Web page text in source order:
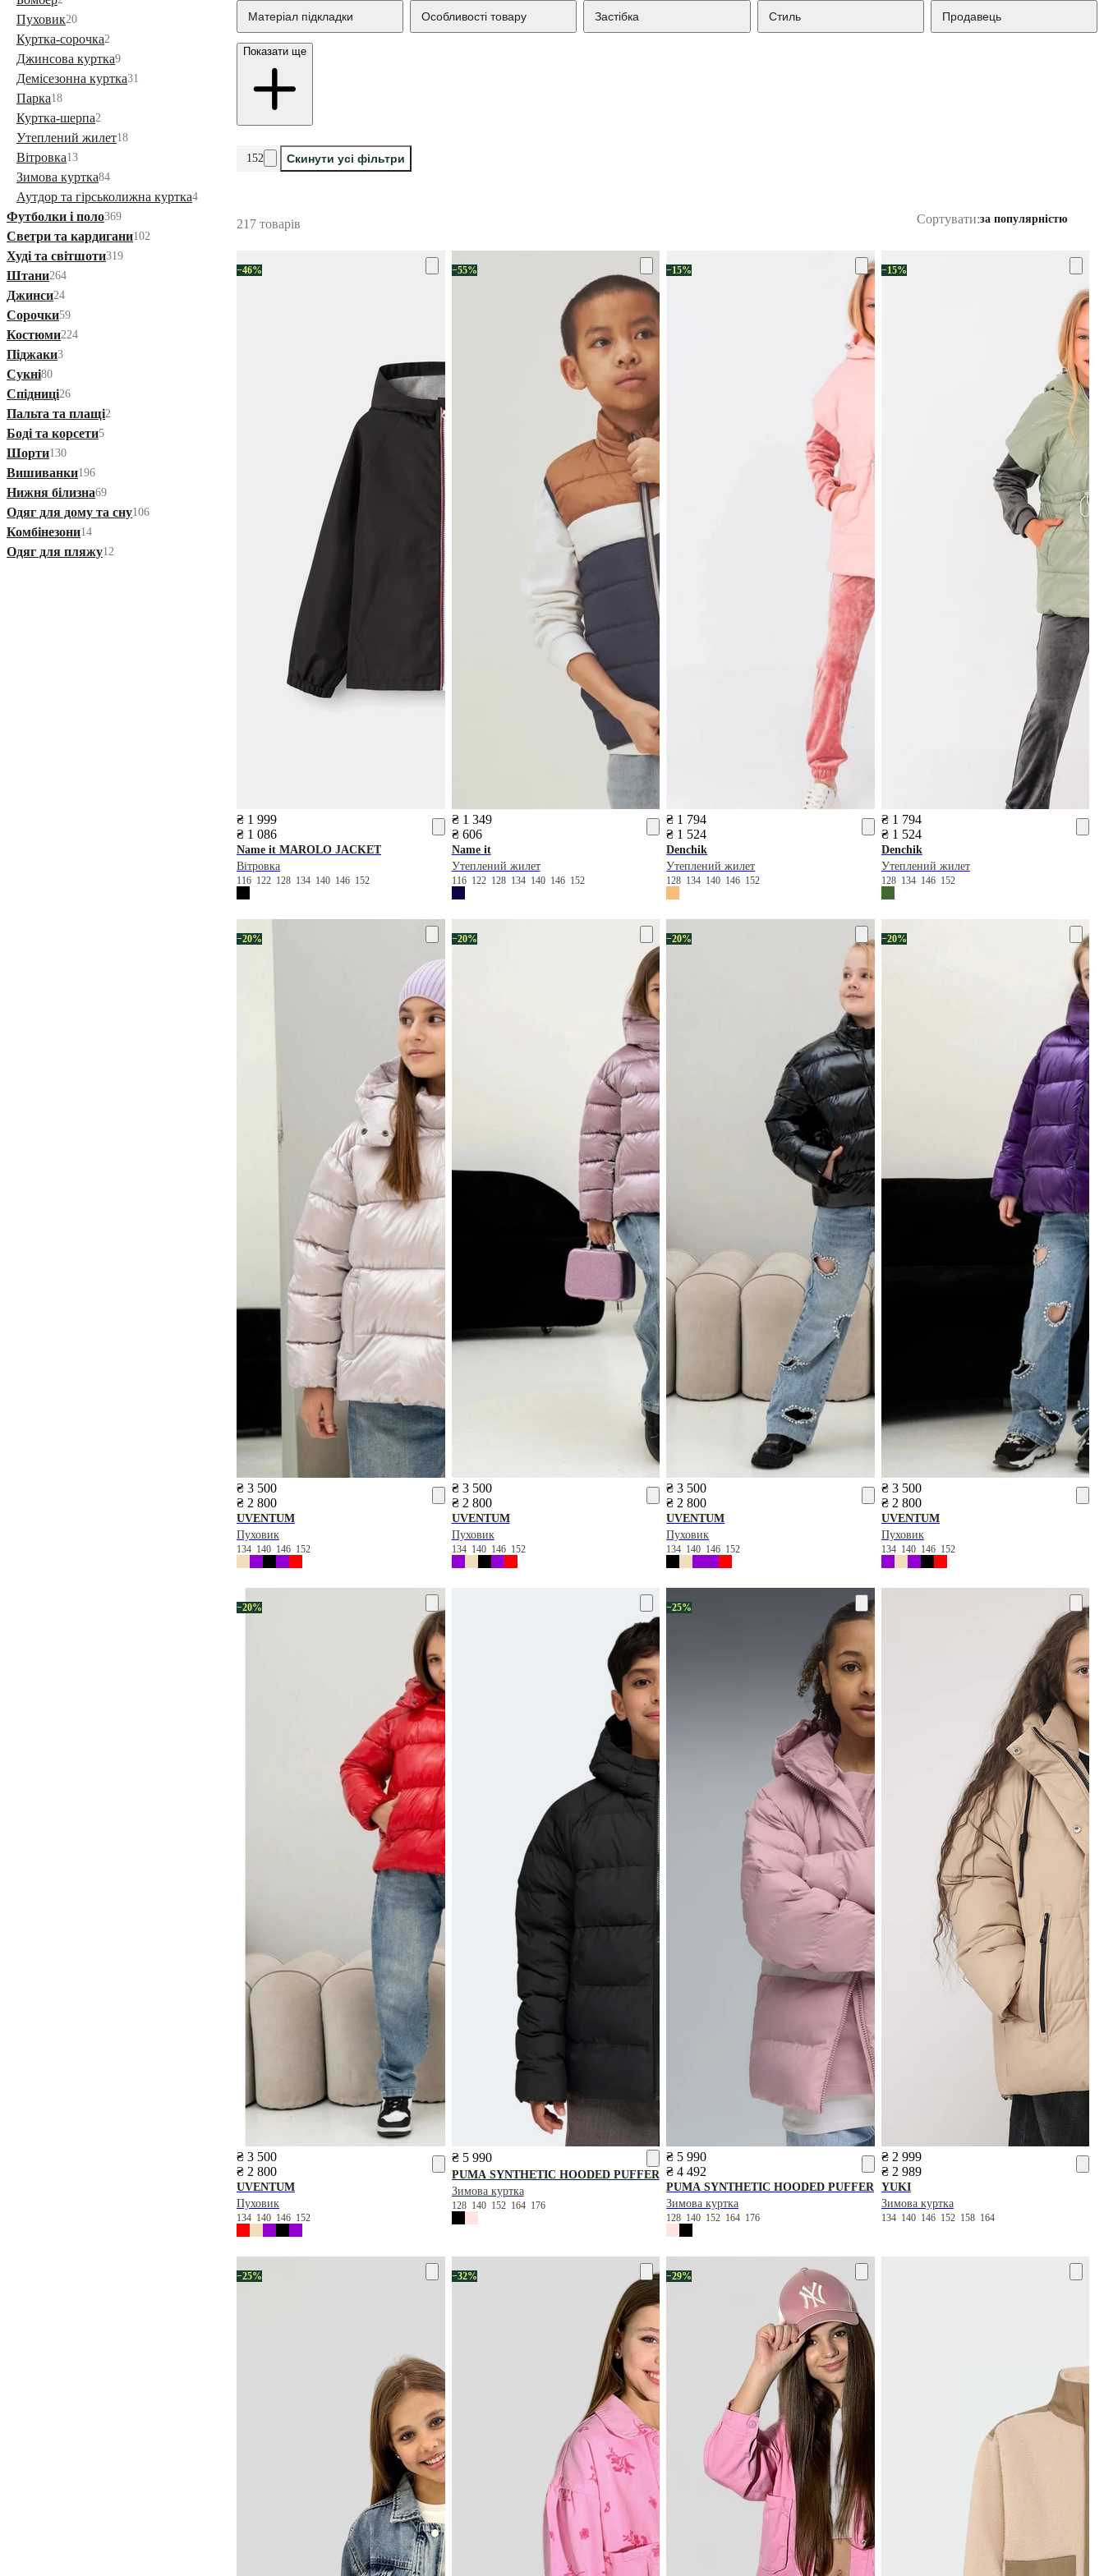
Пуховик20
Куртка-сорочка2
Джинсова куртка9
Демісезонна куртка31
Парка18
Куртка-шерпа2
Утеплений жилет18
Вітровка13
Зимова куртка84
Аутдор та гірськолижна куртка4
Футболки і поло369
Светри та кардигани102
Худі та світшоти319
Штани264
Джинси24
Сорочки59
Костюми224
Піджаки3
Сукні80
Спідниці26
Пальта та плащі2
Боді та корсети5
Шорти130
Вишиванки196
Нижня білизна69
Одяг для дому та сну106
Комбінезони14
Одяг для пляжу12
Матеріал підкладки Особливості товару Застібка Стиль Продавець
Показати ще
152 Скинути усі фільтри
217 товарів Сортувати:за популярністю
−46%
₴ 1 999
₴ 1 086
Name it MAROLO JACKET
Вітровка
116 122 128 134 140 146 152
−55%
₴ 1 349
₴ 606
Name it
Утеплений жилет
116 122 128 134 140 146 152
−15%
₴ 1 794
₴ 1 524
Denchik
Утеплений жилет
128 134 140 146 152
−15%
₴ 1 794
₴ 1 524
Denchik
Утеплений жилет
128 134 146 152
−20%
₴ 3 500
₴ 2 800
UVENTUM
Пуховик
134 140 146 152
−20%
₴ 3 500
₴ 2 800
UVENTUM
Пуховик
134 140 146 152
−20%
₴ 3 500
₴ 2 800
UVENTUM
Пуховик
134 140 146 152
−20%
₴ 3 500
₴ 2 800
UVENTUM
Пуховик
134 140 146 152
−20%
₴ 3 500
₴ 2 800
UVENTUM
Пуховик
134 140 146 152
₴ 5 990
PUMA SYNTHETIC HOODED PUFFER
Зимова куртка
128 140 152 164 176
−25%
₴ 5 990
₴ 4 492
PUMA SYNTHETIC HOODED PUFFER
Зимова куртка
128 140 152 164 176
₴ 2 999
₴ 2 989
YUKI
Зимова куртка
134 140 146 152 158 164
−25% −32% −29%